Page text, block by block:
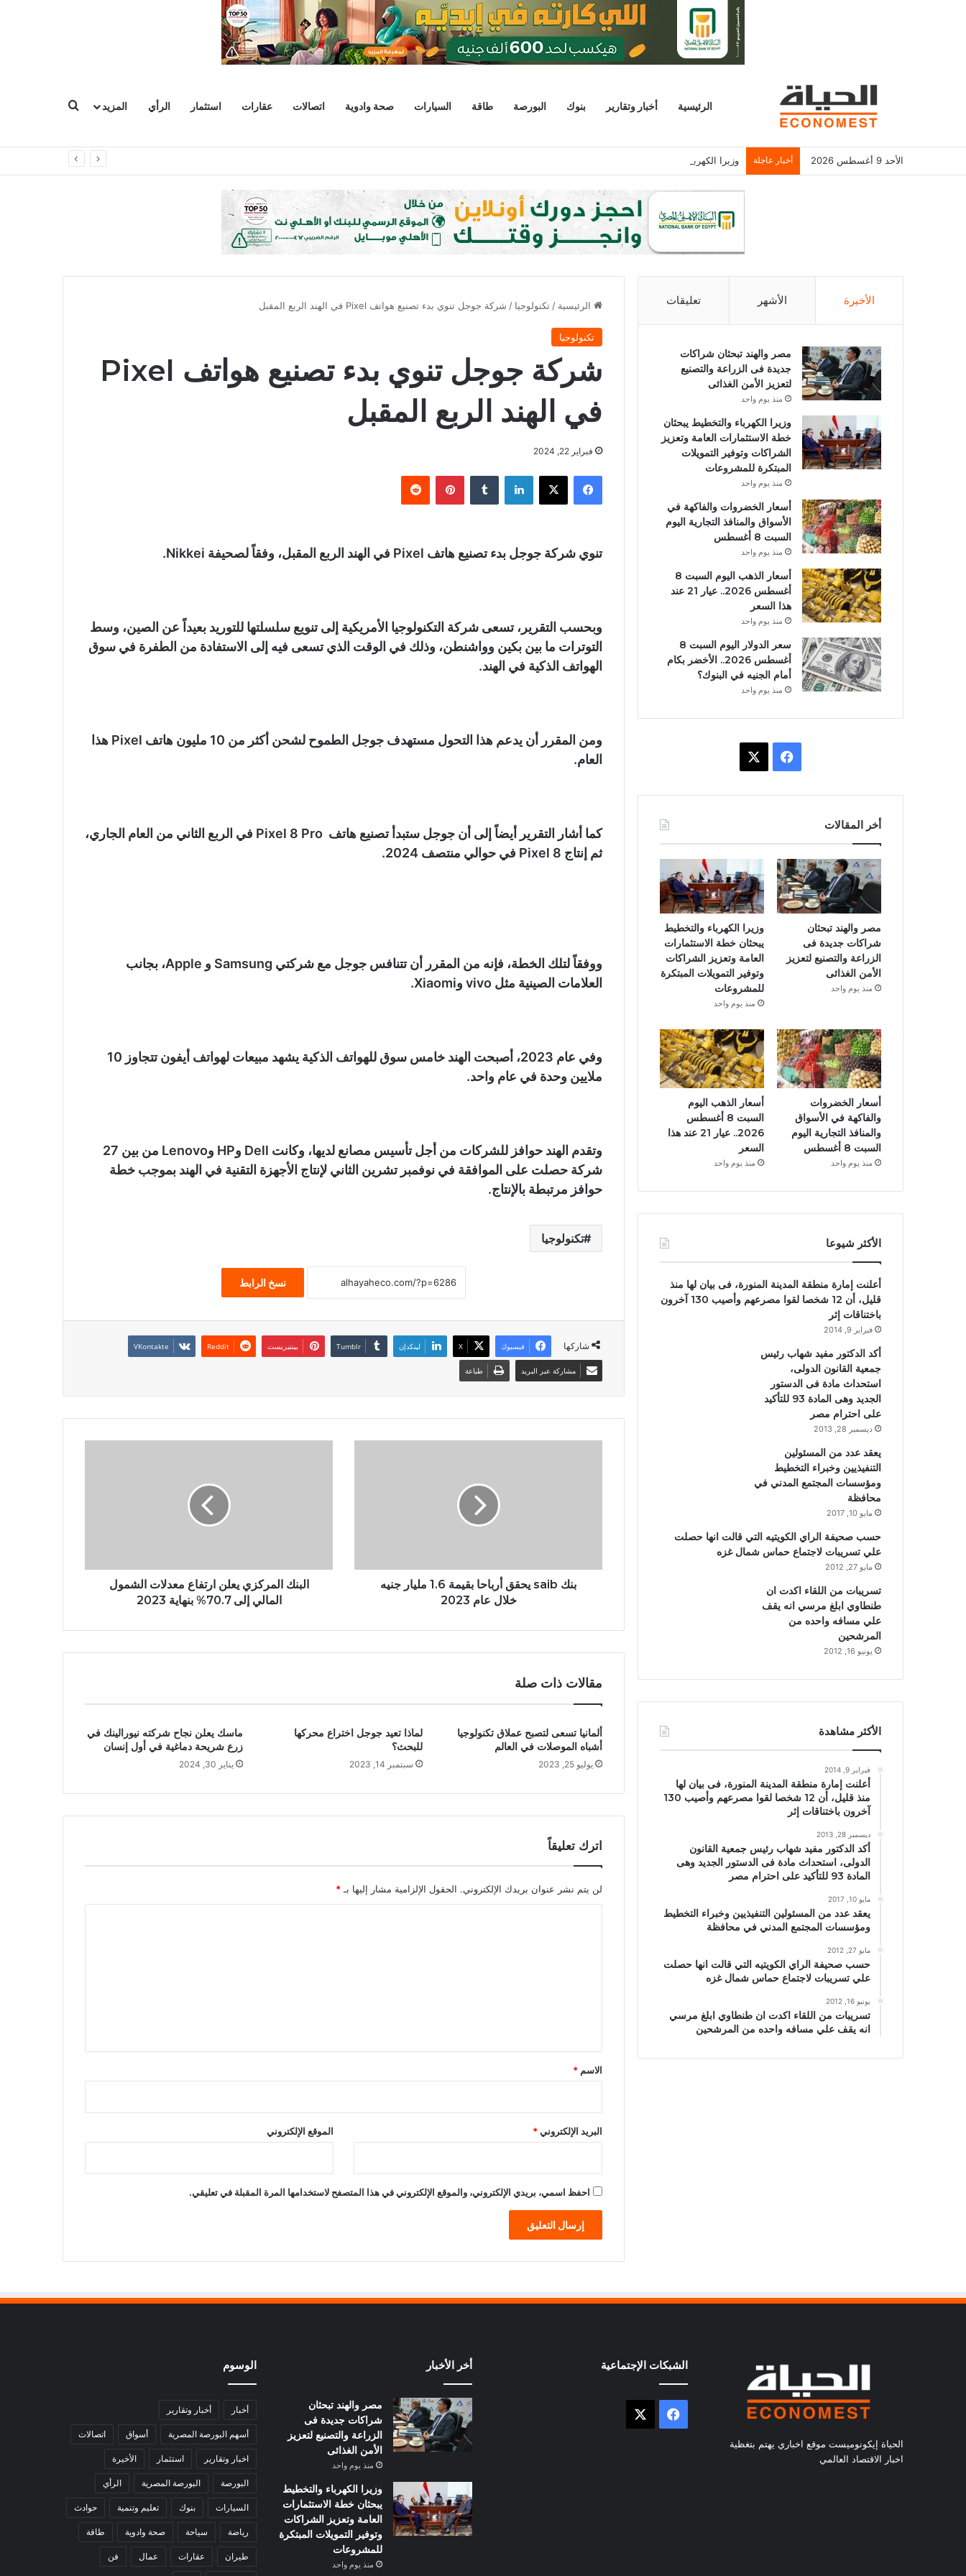
الرئيسية أخبار وتقارير بنوك البورصة طاقة السيارات صحة وادوية اتصالات عقارات استثمار الرأي المزيد
الأحد 9 أغسطس 2026 أخبار عاجلة وزيرا الكهرباء والتخطيط يبحثان خطة الاستثمارات العامة وتعزيز الشراكات وتوفير التمويلات المبتكرة للمشروعات
الرئيسية / تكنولوجيا / شركة جوجل تنوي بدء تصنيع هواتف Pixel في الهند الربع المقبل
تكنولوجيا
شركة جوجل تنوي بدء تصنيع هواتف Pixel
في الهند الربع المقبل
فبراير 22, 2024
فيسبوك لينكدإن بينتيريست
تنوي شركة جوجل بدء تصنيع هاتف Pixel في الهند الربع المقبل، وفقاً لصحيفة Nikkei.
وبحسب التقرير، تسعى شركة التكنولوجيا الأمريكية إلى تنويع سلسلتها للتوريد بعيداً عن الصين، وسط
التوترات ما بين بكين وواشنطن، وذلك في الوقت الذي تسعى فيه إلى الاستفادة من الطفرة في سوق
الهواتف الذكية في الهند.
ومن المقرر أن يدعم هذا التحول مستهدف جوجل الطموح لشحن أكثر من 10 مليون هاتف Pixel هذا
العام.
كما أشار التقرير أيضاً إلى أن جوجل ستبدأ تصنيع هاتف Pixel 8 Pro في الربع الثاني من العام الجاري،
ثم إنتاج Pixel 8 في حوالي منتصف 2024.
ووفقاً لتلك الخطة، فإنه من المقرر أن تتنافس جوجل مع شركتي Samsung و Apple، بجانب
العلامات الصينية مثل vivo وXiaomi.
وفي عام 2023، أصبحت الهند خامس سوق للهواتف الذكية يشهد مبيعات لهواتف أيفون تتجاوز 10
ملايين وحدة في عام واحد.
وتقدم الهند حوافز للشركات من أجل تأسيس مصانع لديها، وكانت Dell وHP وLenovo من بين 27
شركة حصلت على الموافقة في نوفمبر تشرين الثاني لإنتاج الأجهزة التقنية في الهند بموجب خطة
حوافز مرتبطة بالإنتاج.
تكنولوجيا
نسخ الرابط
شاركها فيسبوك X لينكدإن بينتيريست
مشاركة عبر البريد طباعة
بنك saib يحقق أرباحا بقيمة 1.6 مليار جنيه
خلال عام 2023
البنك المركزي يعلن ارتفاع معدلات الشمول
المالي إلى 70.7% بنهاية 2023
مقالات ذات صلة
ألمانيا تسعى لتصبح عملاق تكنولوجيا
أشباه الموصلات في العالم
يوليو 25, 2023
لماذا تعيد جوجل اختراع محركها
للبحث؟
سبتمبر 14, 2023
ماسك يعلن نجاح شركته نيورالينك في
زرع شريحة دماغية في أول إنسان
يناير 30, 2024
اترك تعليقاً
لن يتم نشر عنوان بريدك الإلكتروني. الحقول الإلزامية مشار إليها بـ *
*
الاسم *
البريد الإلكتروني* الموقع الإلكتروني
احفظ اسمي، بريدي الإلكتروني، والموقع الإلكتروني في هذا المتصفح لاستخدامها المرة المقبلة في تعليقي.
الأخيرة الأشهر تعليقات
مصر والهند تبحثان شراكات
جديدة فى الزراعة والتصنيع
لتعزيز الأمن الغذائى
منذ يوم واحد
وزيرا الكهرباء والتخطيط يبحثان
خطة الاستثمارات العامة وتعزيز
الشراكات وتوفير التمويلات
المبتكرة للمشروعات
منذ يوم واحد
أسعار الخضروات والفاكهة في
الأسواق والمنافذ التجارية اليوم
السبت 8 أغسطس
منذ يوم واحد
أسعار الذهب اليوم السبت 8
أغسطس 2026.. عيار 21 عند
هذا السعر
منذ يوم واحد
سعر الدولار اليوم السبت 8
أغسطس 2026.. الأخضر بكام
أمام الجنيه في البنوك؟
منذ يوم واحد
ب
و
ك
أخر المقالات
مصر والهند تبحثان
شراكات جديدة فى
الزراعة والتصنيع لتعزيز
الأمن الغذائى
منذ يوم واحد
وزيرا الكهرباء والتخطيط
يبحثان خطة الاستثمارات
العامة وتعزيز الشراكات
وتوفير التمويلات المبتكرة
للمشروعات
منذ يوم واحد
أسعار الخضروات
والفاكهة في الأسواق
والمنافذ التجارية اليوم
السبت 8 أغسطس
منذ يوم واحد
أسعار الذهب اليوم
السبت 8 أغسطس
2026.. عيار 21 عند هذا
السعر
منذ يوم واحد
الأكثر شيوعا
أعلنت إمارة منطقة المدينة المنورة، فى بيان لها منذ
قليل، أن 12 شخصا لقوا مصرعهم وأصيب 130 آخرون
باختناقات إثر
فبراير 9, 2014
أكد الدكتور مفيد شهاب رئيس
جمعية القانون الدولى،
استحداث مادة فى الدستور
الجديد وهى المادة 93 للتأكيد
على احترام مصر
ديسمبر 28, 2013
يعقد عدد من المسئولين
التنفيذيين وخبراء التخطيط
ومؤسسات المجتمع المدني في
محافظة
مايو 10, 2017
حسب صحيفة الراي الكويتيه التي قالت انها حصلت
علي تسريبات لاجتماع حماس شمال غزه
مايو 27, 2012
تسريبات من اللقاء اكدت ان
طنطاوي ابلغ مرسي انه يقف
علي مسافه واحده من
المرشحين
يونيو 16, 2012
الأكثر مشاهدة
فبراير 9, 2014
أعلنت إمارة منطقة المدينة المنورة، فى بيان لها
منذ قليل، أن 12 شخصا لقوا مصرعهم وأصيب 130
آخرون باختناقات إثر
ديسمبر 28, 2013
أكد الدكتور مفيد شهاب رئيس جمعية القانون
الدولى، استحداث مادة فى الدستور الجديد وهى
المادة 93 للتأكيد على احترام مصر
مايو 10, 2017
يعقد عدد من المسئولين التنفيذيين وخبراء التخطيط
ومؤسسات المجتمع المدني في محافظة
مايو 27, 2012
حسب صحيفة الراي الكويتيه التي قالت انها حصلت
علي تسريبات لاجتماع حماس شمال غزه
يونيو 16, 2012
تسريبات من اللقاء اكدت ان طنطاوي ابلغ مرسي
انه يقف علي مسافه واحده من المرشحين
الحياة إيكونوميست موقع اخباري يهتم بتغظية
اخبار الاقتصاد العالمي
الشبكات الإجتماعية
فيسبوك
أخر الأخبار
مصر والهند تبحثان
شراكات جديدة فى
الزراعة والتصنيع لتعزيز
الأمن الغذائى
منذ يوم واحد
وزيرا الكهرباء والتخطيط
يبحثان خطة الاستثمارات
العامة وتعزيز الشراكات
وتوفير التمويلات المبتكرة
للمشروعات
منذ يوم واحد
الوسوم
أخبار أخبار وتقارير
أسهم البورصة المصرية أسواق اتصالات
اخبار وتقارير استثمار الأخيرة
البورصة البورصة المصرية الرأي
السيارات بنوك تعليم وتنمية حوادث
رياضة سياحة صحة وادوية طاقة
طيران عقارات عمال فن